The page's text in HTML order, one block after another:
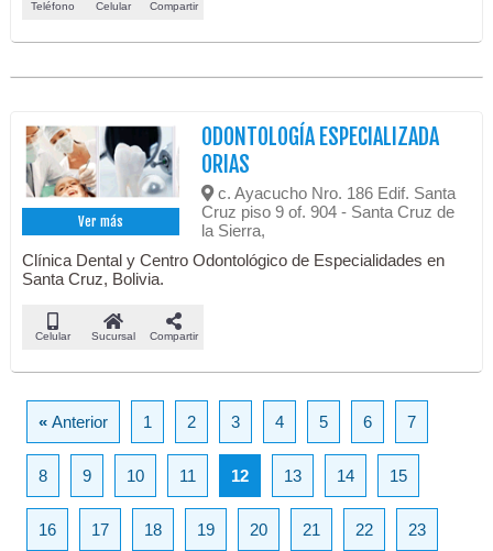
Teléfono Celular Compartir
Ver más
ODONTOLOGÍA ESPECIALIZADA
ORIAS
c. Ayacucho Nro. 186 Edif. Santa
Cruz piso 9 of. 904 - Santa Cruz de
la Sierra,
Clínica Dental y Centro Odontológico de Especialidades en
Santa Cruz, Bolivia.
Celular Sucursal Compartir
«Anterior 1 2 3 4 5 6 7
8 9 10 11 12 13 14 15
16 17 18 19 20 21 22 23